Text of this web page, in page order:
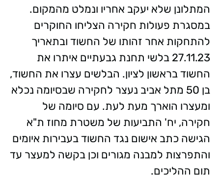
המתלונן שלא יעקב אחריו ונמלט מהמקום.
במסגרת פעולות חקירה הצליחו החוקרים
להתחקות אחר זהותו של החשוד ובתאריך
27.11.23 בלשי תחנת גבעתיים איתרו את
החשוד בראשון לציון. הבלשים עצרו את החשוד,
בן 50 מתל אביב נעצר לחקירה שבסיומה נכלא
ומעצרו הוארך מעת לעת. עם סיומה של
חקירה, יח' התביעות של משטרת מחוז ת"א
הגישה כתב אישום נגד החשוד בעבירות איומים
והתפרצות למבנה מגורים וכן בקשה למעצר עד
תום ההליכים.